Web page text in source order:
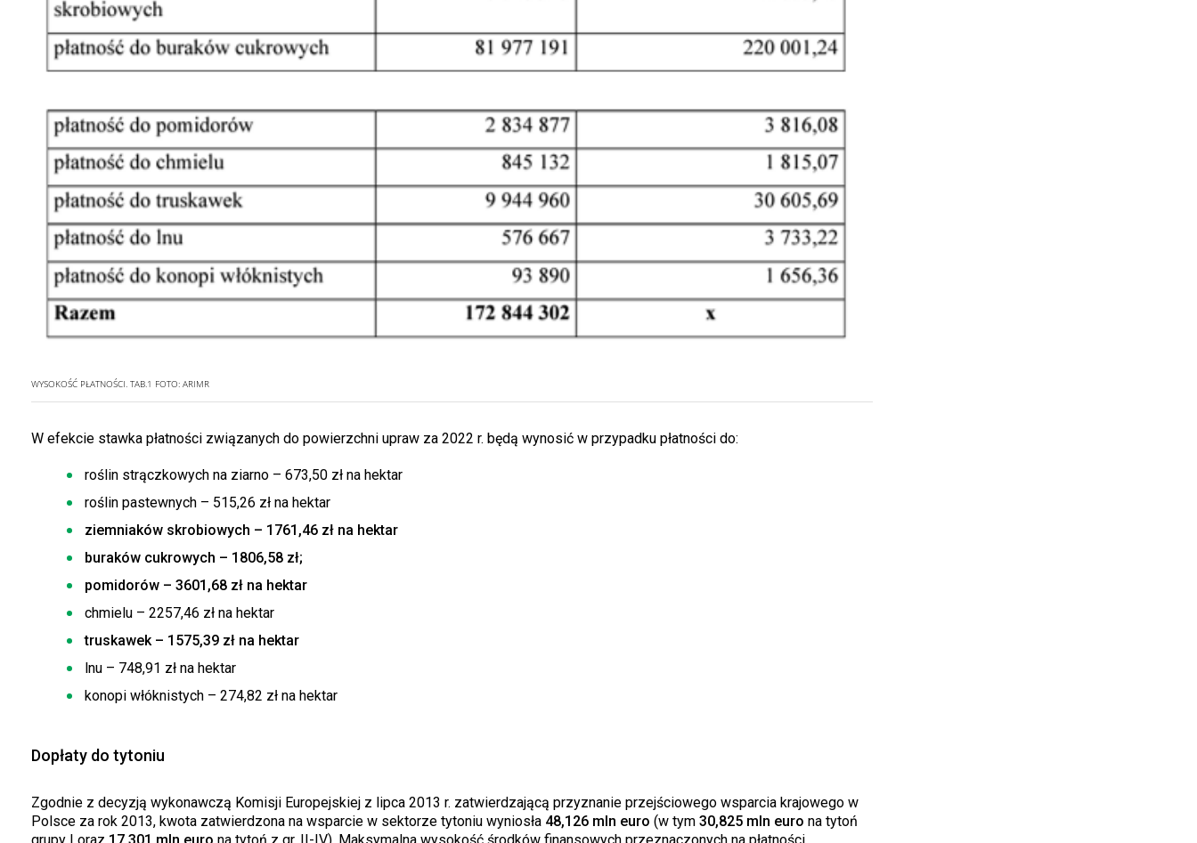
WYSOKOŚĆ PŁATNOŚCI. TAB.1 FOTO: ARIMR
W efekcie stawka płatności związanych do powierzchni upraw za 2022 r. będą wynosić w przypadku płatności do:
roślin strączkowych na ziarno – 673,50 zł na hektar
roślin pastewnych – 515,26 zł na hektar
ziemniaków skrobiowych – 1761,46 zł na hektar
buraków cukrowych – 1806,58 zł;
pomidorów – 3601,68 zł na hektar
chmielu – 2257,46 zł na hektar
truskawek – 1575,39 zł na hektar
lnu – 748,91 zł na hektar
konopi włóknistych – 274,82 zł na hektar
Dopłaty do tytoniu
Zgodnie z decyzją wykonawczą Komisji Europejskiej z lipca 2013 r. zatwierdzającą przyznanie przejściowego wsparcia krajowego w
Polsce za rok 2013, kwota zatwierdzona na wsparcie w sektorze tytoniu wyniosła 48,126 mln euro (w tym 30,825 mln euro na tytoń